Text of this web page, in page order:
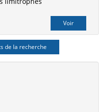
de la recherche